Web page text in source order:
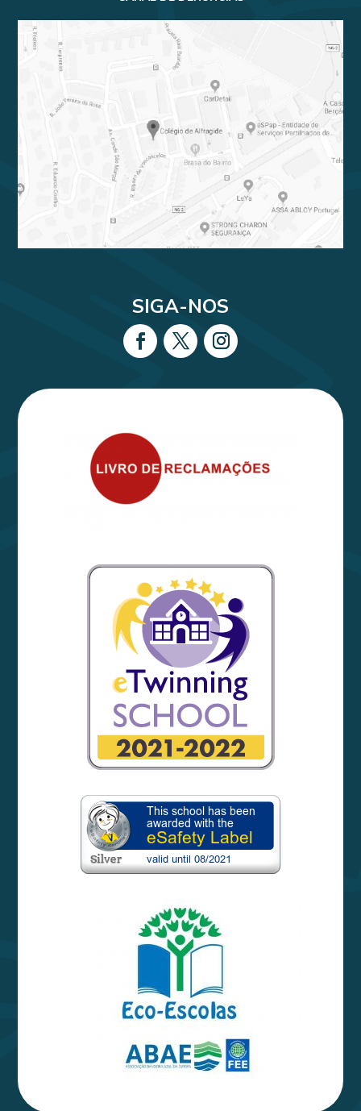
SIGA-NOS